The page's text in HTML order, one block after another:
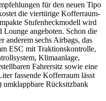
für den neuen Tipo
die viertürige Kofferraum-
Stufenheckmodell wird
Lounge angeboten. Schon die
anderem sechs Airbags, das
ESC mit Traktionskontrolle,
Klimaanlage,
Fahrersitz sowie eine
fassende Kofferraum lässt
umklappbare Rücksitzbank